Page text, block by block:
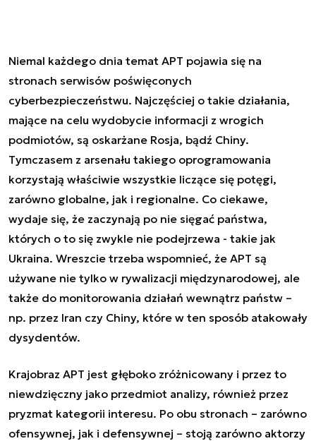
Niemal każdego dnia temat APT pojawia się na
stronach serwisów poświęconych
cyberbezpieczeństwu. Najczęściej o takie działania,
mające na celu wydobycie informacji z wrogich
podmiotów, są oskarżane Rosja, bądź Chiny.
Tymczasem z arsenału takiego oprogramowania
korzystają właściwie wszystkie liczące się potęgi,
zarówno globalne, jak i regionalne. Co ciekawe,
wydaje się, że zaczynają po nie sięgać państwa,
których o to się zwykle nie podejrzewa - takie jak
Ukraina. Wreszcie trzeba wspomnieć, że APT są
używane nie tylko w rywalizacji międzynarodowej, ale
także do monitorowania działań wewnątrz państw –
np. przez Iran czy Chiny, które w ten sposób atakowały
dysydentów.
Krajobraz APT jest głęboko zróżnicowany i przez to
niewdzięczny jako przedmiot analizy, również przez
pryzmat kategorii interesu. Po obu stronach – zarówno
ofensywnej, jak i defensywnej – stoją zarówno aktorzy